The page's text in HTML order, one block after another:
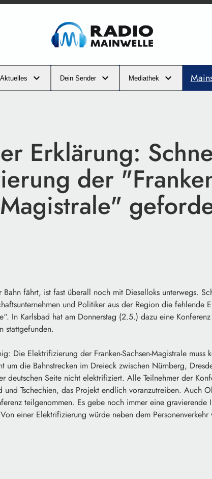
Aktuelles Dein Sender Mediathek
Erklärung:
der
Magistrale"
fährt, ist fast überall noch mit Dieselloks unterwegs.
und Politiker aus der Region die fehlende
In Karlsbad hat am Donnerstag (2.5.) dazu eine
stattgefunden.
Die Elektrifizierung der Franken-Sachsen-Magistrale muss
um die Bahnstrecken im Dreieck zwischen Nürnberg,
deutschen Seite nicht elektrifiziert. Alle Teilnehmer der
und Tschechien, das Projekt endlich voranzutreiben. Auch
teilgenommen. Es gebe noch immer eine gravierende
einer Elektrifizierung würde neben dem